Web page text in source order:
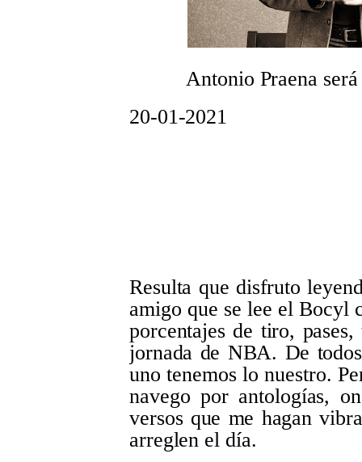
Antonio Praena
20-01-2021
Resulta que disfruto
amigo que se lee el Bocyl
porcentajes de tiro,
jornada de NBA. De
uno tenemos lo nuestro.
navego por antologías,
versos que me hagan
arreglen el día.